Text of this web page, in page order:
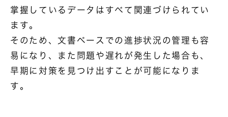
掌握しているデータはすべて関連づけられてい
ます。
そのため、文書ベースでの進捗状況の管理も容
易になり、また問題や遅れが発生した場合も、
早期に対策を見つけ出すことが可能になりま
す。